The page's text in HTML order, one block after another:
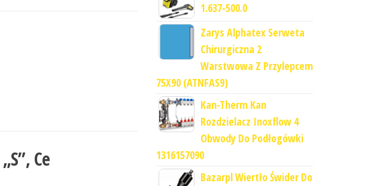
Ce
1.637-500.0
Zarys Alphatex Serweta
Chirurgiczna 2
Warstwowa Z Przylepcem
75X90 (ATNFAS9)
Kan-Therm Kan
Rozdzielacz Inoxflow 4
Obwody Do Podłogówki
1316157090
Bazarpl Wiertło Świder Do